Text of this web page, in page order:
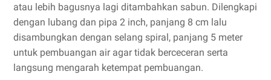
atau lebih bagusnya lagi ditambahkan sabun. Dilengkapi
dengan lubang dan pipa 2 inch, panjang 8 cm lalu
disambungkan dengan selang spiral, panjang 5 meter
untuk pembuangan air agar tidak berceceran serta
langsung mengarah ketempat pembuangan.